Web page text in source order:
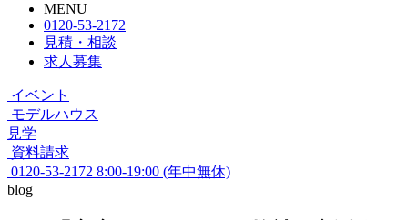
MENU
0120-53-2172
見積・相談
求人募集
イベント
モデルハウス
見学
資料請求
0120-53-2172 8:00-19:00 (年中無休)
blog